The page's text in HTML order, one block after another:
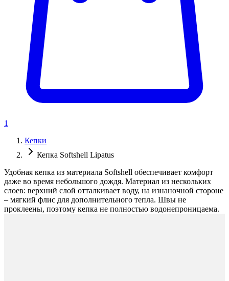
1
Кепки
Кепка Softshell Lipatus
Удобная кепка из материала Softshell обеспечивает комфорт
даже во время небольшого дождя. Материал из нескольких
слоев: верхний слой отталкивает воду, на изнаночной стороне
– мягкий флис для дополнительного тепла. Швы не
проклеены, поэтому кепка не полностью водонепроницаема.